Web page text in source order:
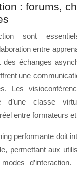
: forums,
sont
entre
des échanges
une
Les
d’une classe
entre formateurs
performante doit
permettant aux